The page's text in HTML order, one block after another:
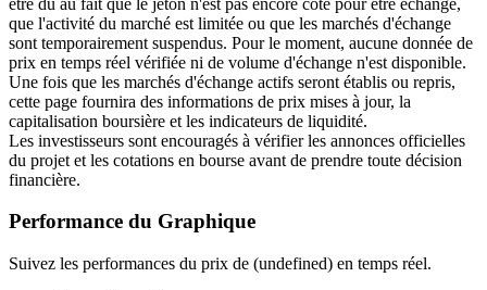
Futures USDT
Futures utilisant l'USDT comme garantie
que l'activité du marché est limitée ou que les marchés d'échange
sont temporairement suspendus. Pour le moment, aucune donnée de
prix en temps réel vérifiée ni de volume d'échange n'est disponible.
Une fois que les marchés d'échange actifs seront établis ou repris,
cette page fournira des informations de prix mises à jour, la
capitalisation boursière et les indicateurs de liquidité.
Les investisseurs sont encouragés à vérifier les annonces officielles
du projet et les cotations en bourse avant de prendre toute décision
financière.
Performance du Graphique
Suivez les performances du prix de (undefined) en temps réel.